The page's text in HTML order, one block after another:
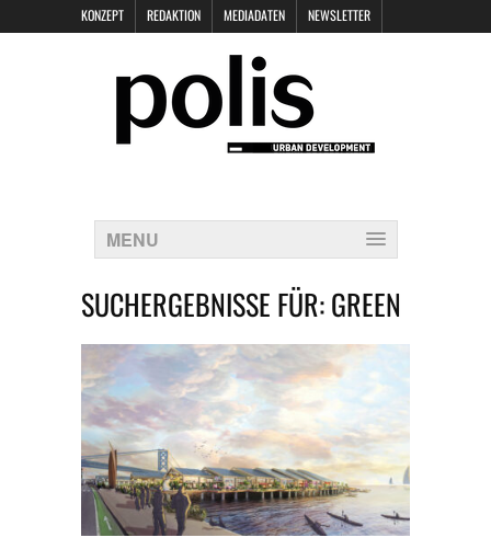
KONZEPT REDAKTION MEDIADATEN NEWSLETTER
DATENSCHUTZ
MENU
SUCHERGEBNISSE FÜR:GREEN